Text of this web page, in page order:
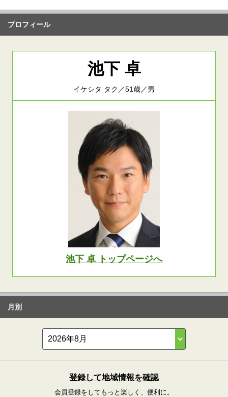
プロフィール
池下 卓
イケシタ タク／51歳／男
池下 卓 トップページへ
月別
登録して地域情報を確認
会員登録をしてもっと楽しく、便利に。